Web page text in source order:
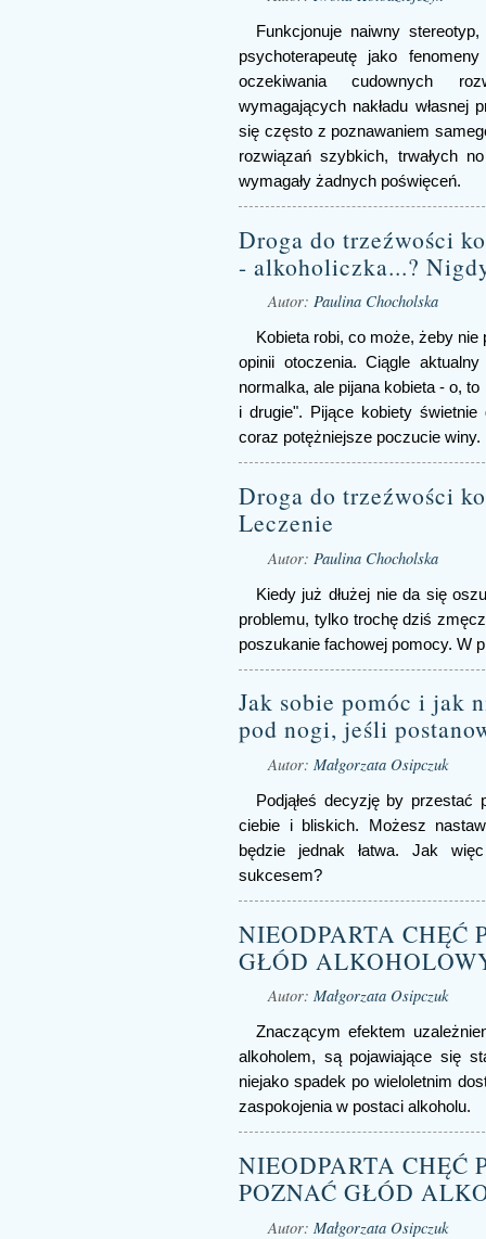
Funkcjonuje naiwny
psychoterapeutę jako
oczekiwania cudownych
wymagających nakładu własnej
się często z poznawaniem
rozwiązań szybkich, trwałych
wymagały żadnych poświęceń.
Droga do trzeźwości
- alkoholiczka...?
Autor: Paulina Chocholska
Kobieta robi, co może, żeby
opinii otoczenia. Ciągle
normalka, ale pijana kobieta - o,
i drugie". Pijące kobiety
coraz potężniejsze poczucie winy.
Droga do trzeźwości
Leczenie
Autor: Paulina Chocholska
Kiedy już dłużej nie da się
problemu, tylko trochę dziś
poszukanie fachowej pomocy. W
Jak sobie pomóc i jak
pod nogi, jeśli
Autor: Małgorzata Osipczuk
Podjąłeś decyzję by
ciebie i bliskich. Możesz
będzie jednak łatwa. Jak
sukcesem?
NIEODPARTA CHĘĆ
GŁÓD
Autor: Małgorzata Osipczuk
Znaczącym efektem
alkoholem, są pojawiające się
niejako spadek po wieloletnim
zaspokojenia w postaci alkoholu.
NIEODPARTA
POZNAĆ GŁÓD
Autor: Małgorzata Osipczuk